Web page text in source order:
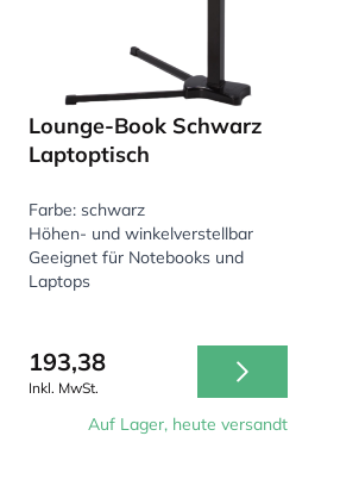
Lounge-Book Schwarz
Laptoptisch
Farbe: schwarz
Höhen- und winkelverstellbar
Geeignet für Notebooks und
Laptops
193,38
Inkl. MwSt.
Auf Lager, heute versandt